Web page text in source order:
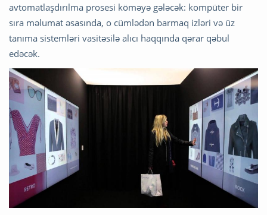
avtomatlaşdırılma prosesi köməyə gələcək: kompüter bir
sıra məlumat əsasında, o cümlədən barmaq izləri və üz
tanıma sistemləri vasitəsilə alıcı haqqında qərar qəbul
edəcək.